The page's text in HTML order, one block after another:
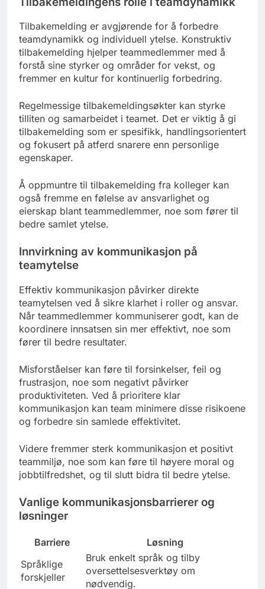
Tilbakemelding er avgjørende for å forbedre
teamdynamikk og individuell ytelse. Konstruktiv
tilbakemelding hjelper teammedlemmer med å
forstå sine styrker og områder for vekst, og
fremmer en kultur for kontinuerlig forbedring.
Regelmessige tilbakemeldingsøkter kan styrke
tilliten og samarbeidet i teamet. Det er viktig å gi
tilbakemelding som er spesifikk, handlingsorientert
og fokusert på atferd snarere enn personlige
egenskaper.
Å oppmuntre til tilbakemelding fra kolleger kan
også fremme en følelse av ansvarlighet og
eierskap blant teammedlemmer, noe som fører til
bedre samlet ytelse.
Innvirkning av kommunikasjon på
teamytelse
Effektiv kommunikasjon påvirker direkte
teamytelsen ved å sikre klarhet i roller og ansvar.
Når teammedlemmer kommuniserer godt, kan de
koordinere innsatsen sin mer effektivt, noe som
fører til bedre resultater.
Misforståelser kan føre til forsinkelser, feil og
frustrasjon, noe som negativt påvirker
produktiviteten. Ved å prioritere klar
kommunikasjon kan team minimere disse risikoene
og forbedre sin samlede effektivitet.
Videre fremmer sterk kommunikasjon et positivt
teammiljø, noe som kan føre til høyere moral og
jobbtilfredshet, og til slutt bidra til bedre ytelse.
Vanlige kommunikasjonsbarrierer og
løsninger
Barriere
Løsning
Språklige
forskjeller
Bruk enkelt språk og tilby
oversettelsesverktøy om
nødvendig.